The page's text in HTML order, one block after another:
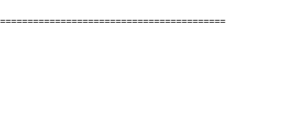
=========================================